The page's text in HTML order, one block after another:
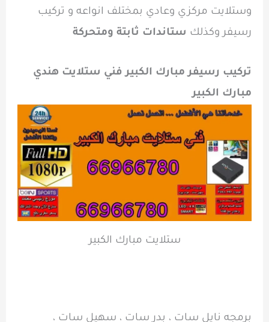
وستلايت مركزي وعادي بمختلف انواعه و تركيب
رسيفر وكذلك ستاندات ثابتة ومتحركة
تركيب رسيفر مبارك الكبير فني ستلايت هندي
مبارك الكبير
ستلايت مبارك الكبير
برمجه نايل سات ، بدر سات ، سهيل سات ،